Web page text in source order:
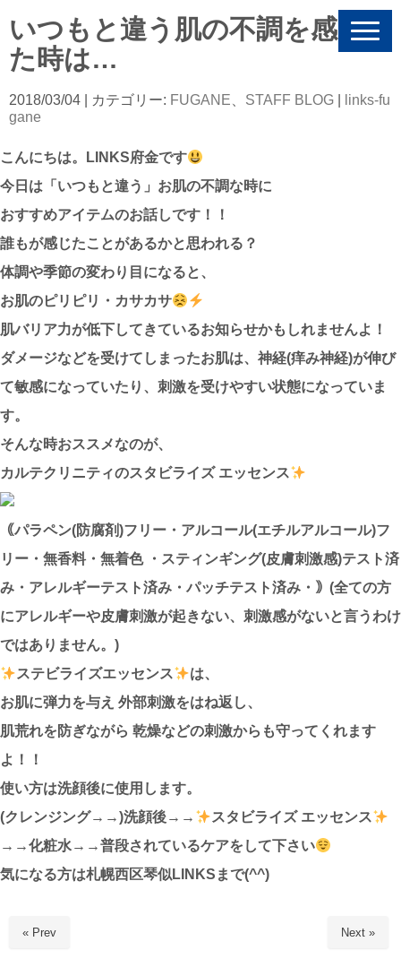
N
g
いつもと違う肌の不調を感じ
た時は…
2018/03/04 | カテゴリー: FUGANE STAFF BLOG
links-fu
gane
こんにちは。LINKS府金です
今日は「いつもと違う」お肌の不調な時に
おすすめアイテムのお話しです！！
誰もが感じたことがあるかと思われる？
体調や季節の変わり目になると、
お肌のピリピリ・カサカサ
肌バリア力が低下してきているお知らせかもしれませんよ！
ダメージなどを受けてしまったお肌は、神経(痒み神経)が伸び
て敏感になっていたり、刺激を受けやすい状態になっていま
す。
そんな時おススメなのが、
カルテクリニティのスタビライズ エッセンス
｟パラペン(防腐剤)フリー・アルコール(エチルアルコール)フ
リー・無香料・無着色 ・スティンギング(皮膚刺激感)テスト済
み・アレルギーテスト済み・パッチテスト済み・｠(全ての方
にアレルギーや皮膚刺激が起きない、刺激感がないと言うわけ
ではありません。)
ステビライズエッセンス
は、
お肌に弾力を与え 外部刺激をはね返し、
肌荒れを防ぎながら 乾燥などの刺激からも守ってくれます
よ！！
使い方は洗顔後に使用します。
(クレンジング→→)洗顔後→→
スタビライズ エッセンス
→→化粧水→→普段されているケアをして下さい
気になる方は札幌西区琴似LINKSまで(^^)
« Prev Next »